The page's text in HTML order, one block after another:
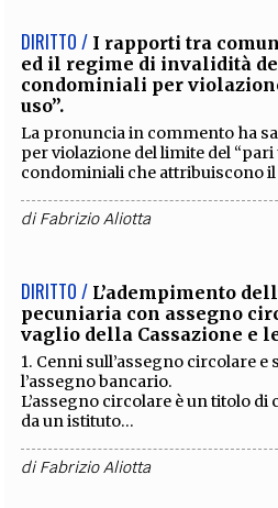
DIRITTO / I rapporti tra
ed il regime di invalidità
condominiali per
uso”.
La pronuncia in commento ha
per violazione del limite del “pari
condominiali che attribuiscono
diFabrizio Aliotta
DIRITTO / L’adempimento
pecuniaria con assegno
vaglio della Cassazione e
1. Cenni sull’assegno circolare
l’assegno bancario.
L’assegno circolare è un titolo di
da un istituto...
diFabrizio Aliotta